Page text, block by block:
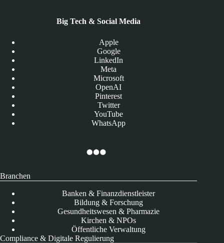
Big Tech & Social Media
Apple
Google
LinkedIn
Meta
Microsoft
OpenAI
Pinterest
Twitter
YouTube
WhatsApp
Branchen
Banken & Finanzdienstleister
Bildung & Forschung
Gesundheitswesen & Pharmazie
Kirchen & NPOs
Öffentliche Verwaltung
Compliance & Digitale Regulierung